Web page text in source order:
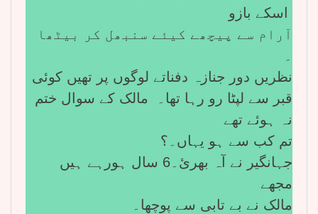
آرام سے پیچھے کیئے سنبھل کر بیٹھا
۔
نظریں دور جنازہ دفناتے لوگوں پر تھیں کوئی
قبر سے لپٹا رو رہا تھا۔ مالک کے سوال ختم
نہ ہوئے تھے
تم کب سے ہو یہاں۔؟
جہانگیر نے آہ بھرئ۔6 سال ہورہے ہیں
مجھے
مالک نے بے تابی سے پوچھا۔